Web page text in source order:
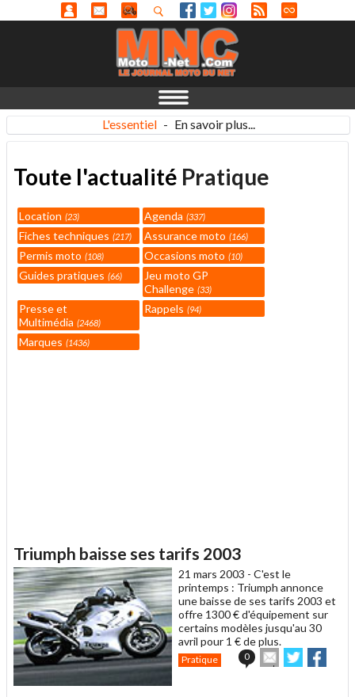
L'essentiel - En savoir plus...
Toute l'actualité Pratique
Location 23 Agenda 337
Fiches techniques 217 Assurance moto 166
Permis moto 108 Occasions moto 10
Guides pratiques 66
Jeu moto GP
Challenge 33
Presse et
Multimédia
2468
Rappels 94
Marques 1436
Triumph baisse ses tarifs 2003
21 mars 2003 - C'est le
printemps : Triumph annonce
une baisse de ses tarifs 2003 et
offre 1300 € d'équipement sur
certains modèles jusqu'au 30
avril pour 1 € de plus.
Pratique 0
Envoyer
cet
Partager
sur sur